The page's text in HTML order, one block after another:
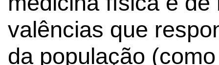
valências que
da população